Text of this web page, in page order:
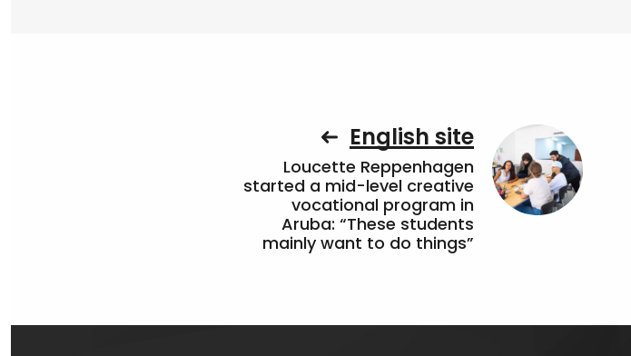
English site
Loucette Reppenhagen
started a mid-level creative
vocational program in
Aruba: “These students
mainly want to do things”